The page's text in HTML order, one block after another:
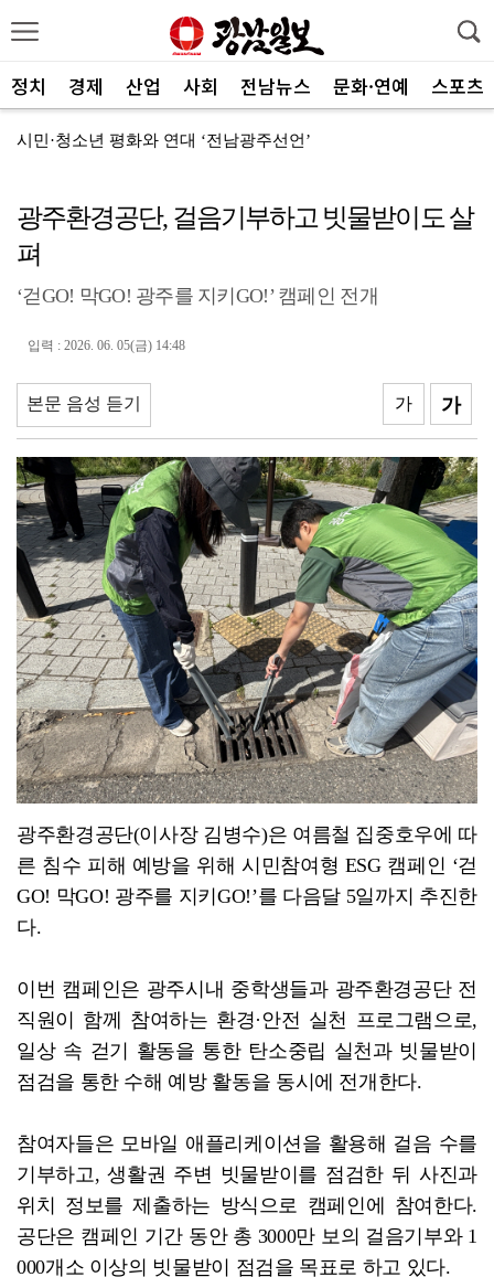
정치 경제 산업 사회 전남뉴스 문화·연예 스포츠
시민·청소년 평화와 연대 ‘전남광주선언’
‘11일 만의 실전’ KIA, 홈 6연전서 반등 노린다
양철호 광주국세청장, 체납관리단 현장 소통
"문학, 자기완성 위한 수행·사회적 복무 실천해야"
AI에 관심있는 성인들 '교육 안내자'로 양성한다
"아빠와 아이의 행복한 순간을 찾습니다"
[인사] 전남광주통합특별시교육청
고용보험 상시가입자 7개월째 증가…청년 고용 한파는 여...
안도걸 "갈등 현안 관련 공론화 플랫폼 특별시당에 열겠...
광주환경공단, 걸음기부하고 빗물받이도 살
펴
‘걷GO! 막GO! 광주를 지키GO!’ 캠페인 전개
입력 : 2026. 06. 05(금) 14:48
본문 음성 듣기 가
가
광주환경공단(이사장 김병수)은 여름철 집중호우에 따
른 침수 피해 예방을 위해 시민참여형 ESG 캠페인 ‘걷
GO! 막GO! 광주를 지키GO!’를 다음달 5일까지 추진한
다.
이번 캠페인은 광주시내 중학생들과 광주환경공단 전
직원이 함께 참여하는 환경·안전 실천 프로그램으로,
일상 속 걷기 활동을 통한 탄소중립 실천과 빗물받이
점검을 통한 수해 예방 활동을 동시에 전개한다.
참여자들은 모바일 애플리케이션을 활용해 걸음 수를
기부하고, 생활권 주변 빗물받이를 점검한 뒤 사진과
위치 정보를 제출하는 방식으로 캠페인에 참여한다.
공단은 캠페인 기간 동안 총 3000만 보의 걸음기부와 1
000개소 이상의 빗물받이 점검을 목표로 하고 있다.